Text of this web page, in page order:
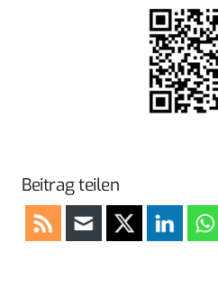
Beitrag teilen